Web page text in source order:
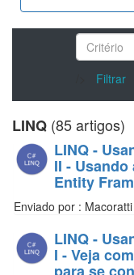
Filtrar
LINQ (85 artigos)
LINQ -
II -
Entity
Enviado por :
LINQ -
I - Veja